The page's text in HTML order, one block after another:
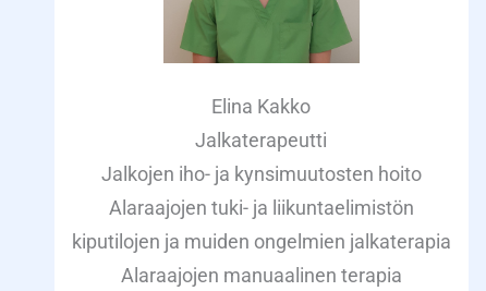
Elina Kakko
Jalkaterapeutti
Jalkojen iho- ja kynsimuutosten hoito
Alaraajojen tuki- ja liikuntaelimistön
kiputilojen ja muiden ongelmien jalkaterapia
Alaraajojen manuaalinen terapia